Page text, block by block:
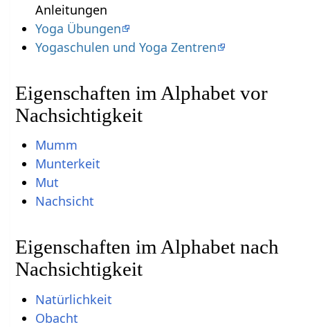
Anleitungen
Yoga Übungen
Yogaschulen und Yoga Zentren
Eigenschaften im Alphabet vor
Nachsichtigkeit
Mumm
Munterkeit
Mut
Nachsicht
Eigenschaften im Alphabet nach
Nachsichtigkeit
Natürlichkeit
Obacht